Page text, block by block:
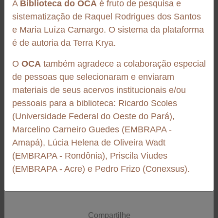
d...
Vídeo
Boas Práticas Na Prática - Semear Castanha
Neste vídeo, o Coletivo Semear Castanha apresenta, de forma simples
e direta, os principais conceitos e recomendações para o manejo
adequado da castanha-do-Brasil. Da coleta ao armazenamento,
Autores:André Machado
Organizadores: Julianna Marocollo, Fernanda
Alvarenga, André Machado, André Tomasi, Thiago
Páginas:15
Idiomas:Português
Instituição:Observatório Castanha da Amazônia
Cidade:Brasília
251113_OCARoadmap-para-Programa-de-
Relacionamento-Etico-do-OCA.pptx (3)
Compartilhe
A Biblioteca do OCA é fruto de pesquisa e
sistematização de Raquel Rodrigues dos Santos
e Maria Luíza Camargo. O sistema da plataforma
é de autoria da Terra Krya.
O OCA também agradece a colaboração especial
de pessoas que selecionaram e enviaram
materiais de seus acervos institucionais e/ou
pessoais para a biblioteca: Ricardo Scoles
(Universidade Federal do Oeste do Pará),
Marcelino Carneiro Guedes (EMBRAPA -
Amapá), Lúcia Helena de Oliveira Wadt
(EMBRAPA - Rondônia), Priscila Viudes
(EMBRAPA - Acre) e Pedro Frizo (Conexsus).